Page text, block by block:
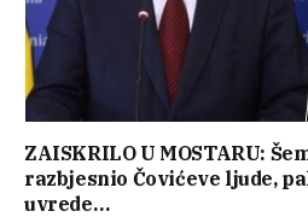
ZAISKRILO U MOSTARU:
razbjesnio Čovićeve ljude,
uvrede…